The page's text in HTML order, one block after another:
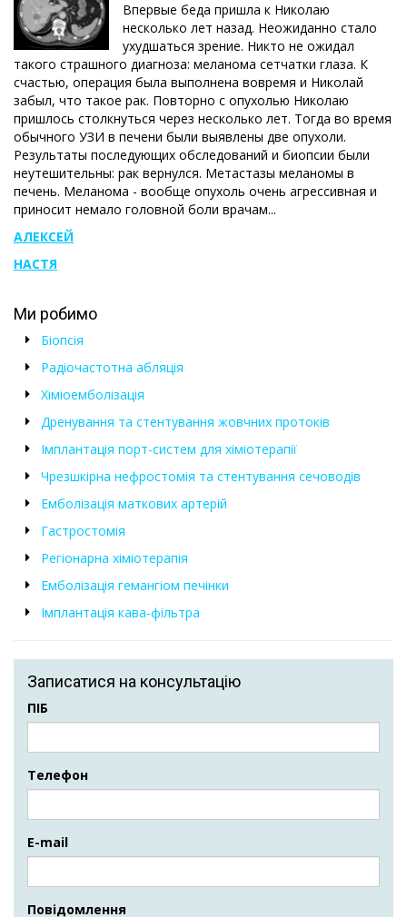
Впервые беда пришла к Николаю
несколько лет назад. Неожиданно стало
ухудшаться зрение. Никто не ожидал
такого страшного диагноза: меланома сетчатки глаза. К
счастью, операция была выполнена вовремя и Николай
забыл, что такое рак. Повторно с опухолью Николаю
пришлось столкнуться через несколько лет. Тогда во время
обычного УЗИ в печени были выявлены две опухоли.
Результаты последующих обследований и биопсии были
неутешительны: рак вернулся. Метастазы меланомы в
печень. Меланома - вообще опухоль очень агрессивная и
приносит немало головной боли врачам...
АЛЕКСЕЙ
НАСТЯ
Ми робимо
Біопсія
Радіочастотна абляція
Хіміоемболізація
Дренування та стентування жовчних протоків
Імплантація порт-систем для хіміотерапії
Чрезшкірна нефростомія та стентування сечоводів
Емболізація маткових артерій
Гастростомія
Регіонарна хіміотерапія
Емболізація гемангіом печінки
Імплантація кава-фільтра
Записатися на консультацію
ПІБ
Телефон
E-mail
Повідомлення